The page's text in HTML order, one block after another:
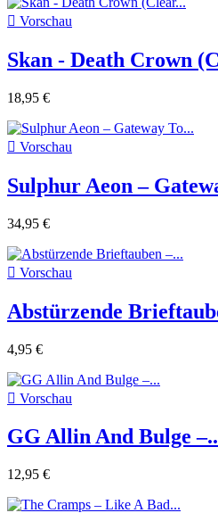
 Vorschau
Skan - Death Crown
18,95 €
 Vorschau
Sulphur Aeon ‎–
34,95 €
 Vorschau
Abstürzende
4,95 €
 Vorschau
GG Allin And Bulge
12,95 €